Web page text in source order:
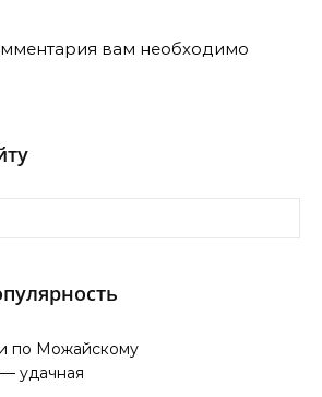
вам необходимо
по Можайскому
удачная